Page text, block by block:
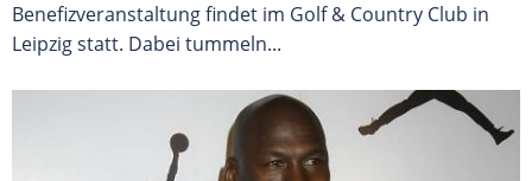
Benefizveranstaltung findet im Golf & Country Club in
Leipzig statt. Dabei tummeln...